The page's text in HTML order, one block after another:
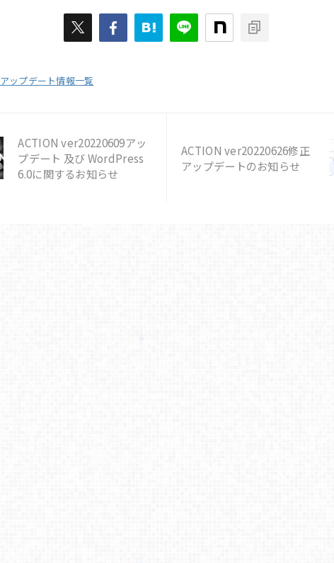
アップデート情報一覧
ACTION ver20220609アッ
プデート 及び WordPress
6.0に関するお知らせ
ACTION ver20220626修正
アップデートのお知らせ